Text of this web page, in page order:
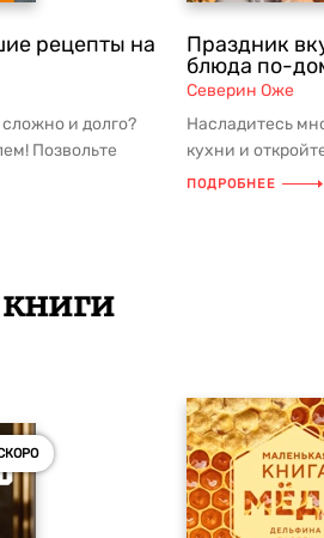
рецепты на
и долго?
Позвольте
луч...
Праздник
блюда по-
Северин Оже
Насладитесь
кухни и
рецептов
ПОДРОБНЕЕ